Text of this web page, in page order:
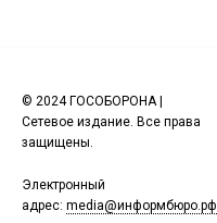
© 2024 ГОСОБОРОНА |
Сетевое издание. Все права
защищены.
Электронный
адрес: media@информбюро.рф